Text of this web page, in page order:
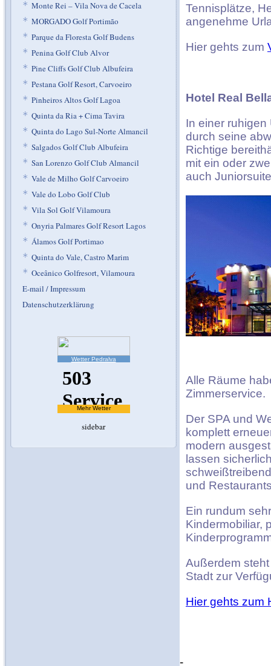
* Monte Rei – Vila Nova de Cacela
* MORGADO Golf Portimão
* Parque da Floresta Golf Budens
* Penina Golf Club Alvor
* Pine Cliffs Golf Club Albufeira
* Pestana Golf Resort, Carvoeiro
* Pinheiros Altos Golf Lagoa
* Quinta da Ria + Cima Tavira
* Quinta do Lago Sul-Norte Almancil
* Salgados Golf Club Albufeira
* San Lorenzo Golf Club Almancil
* Vale de Milho Golf Carvoeiro
* Vale do Lobo Golf Club
* Vila Sol Golf Vilamoura
* Onyria Palmares Golf Resort Lagos
* Álamos Golf Portimao
* Quinta do Vale, Castro Marim
* Oceânico Golfresort, Vilamoura
E-mail / Impressum
Datenschutzerklärung
Wetter Pedralva
Mehr Wetter
sidebar
Tennisplätze,
angenehme
Hier gehts zum
Hotel Real
In einer
durch seine
Richtige
mit ein oder
auch
Alle Räume
Zimmerservice.
Der SPA und
komplett
modern
lassen
und
Ein rundum
Kindermobiliar,
Außerdem
Stadt zur
Hier gehts zum
-